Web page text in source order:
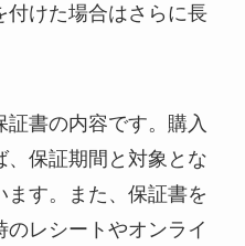
付けた場合はさらに長
書の内容です。購入
、保証期間と対象とな
ます。また、保証書を
レシートやオンライ